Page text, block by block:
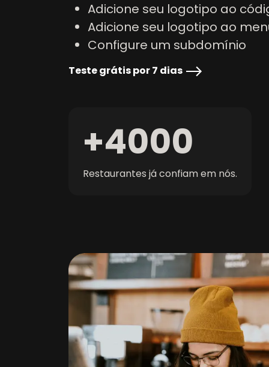
Adicione seu logotipo ao
Adicione seu logotipo ao
Configure um subdomínio
Teste grátis por 7 dias
+4000
Restaurantes já confiam em nós.